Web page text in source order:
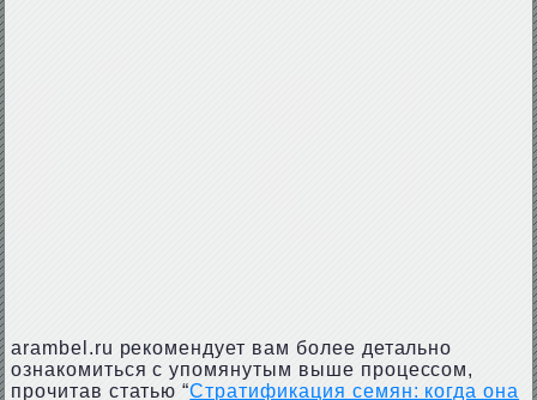
arambel.ru рекомендует вам более детально
ознакомиться с упомянутым выше процессом,
прочитав статью “Стратификация семян: когда она